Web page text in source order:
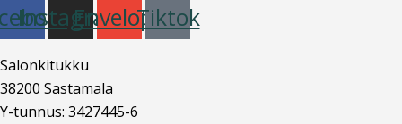
Instagram
EnvelopeTiktok
Salonkitukku
38200 Sastamala
Y-tunnus: 3427445-6